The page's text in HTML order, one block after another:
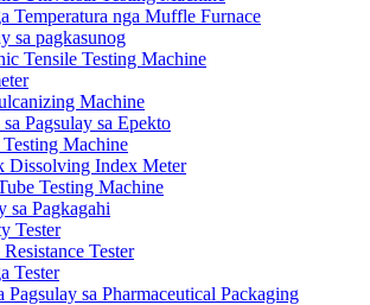
Temperatura nga Muffle Furnace
sa pagkasunog
Tensile Testing Machine
Machine
Pagsulay sa Epekto
Machine
Dissolving Index Meter
Testing Machine
sa Pagkagahi
Tester
Tester
Tester
Pagsulay sa Pharmaceutical Packaging